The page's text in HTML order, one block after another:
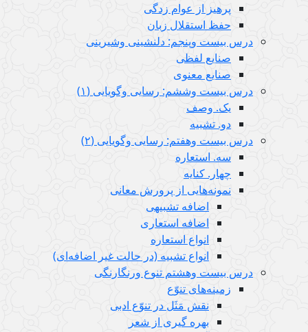
پرهیز از عوام زدگی
حفظ استقلال زبان
درس بیست وپنجم: دلنشینی وشیرینی
صنایع لفظی
صنایع معنوی
درس بيست وششم: رسایی وگویایی (١)
یک. وصف
دو. تشبیه
درس بیست وهفتم: رسایی وگویایی (٢)
سه. استعاره
چهار. کنایه
نمونه‌هایی از پرورش معانی
اضافه تشبیهی
اضافه استعاری
انواع استعاره
انواع تشبیه (در حالت غیر اضافه‌ای)
درس بيست وهشتم تنوع ورنگارنگی
زمینه‌های تنوّع
نقش مَثَل در تنوّع ادبی
بهره گیری از شعر